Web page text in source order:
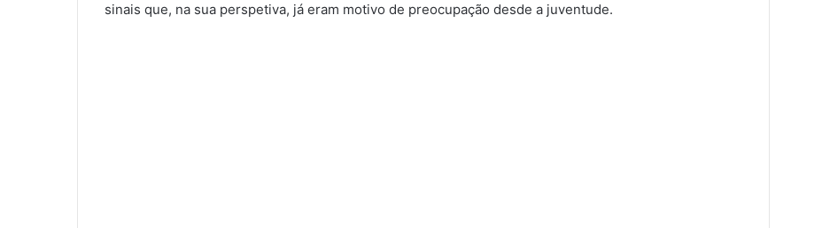
sinais que, na sua perspetiva, já eram motivo de preocupação desde a juventude.